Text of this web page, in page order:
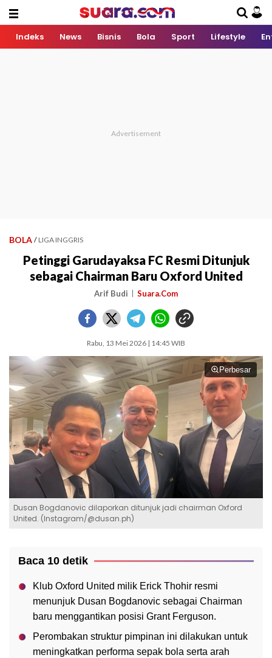
Indeks News Bisnis Bola Sport Lifestyle
BOLA / LIGA INGGRIS
Petinggi Garudayaksa FC Resmi Ditunjuk
sebagai Chairman Baru Oxford United
Arif Budi Suara.Com
Rabu, 13 Mei 2026 | 14:45 WIB
Perbesar
Dusan Bogdanovic dilaporkan ditunjuk jadi chairman Oxford
United. (Instagram/@dusan.ph)
Baca 10 detik
Klub Oxford United milik Erick Thohir resmi
menunjuk Dusan Bogdanovic sebagai Chairman
baru menggantikan posisi Grant Ferguson.
Perombakan struktur pimpinan ini dilakukan untuk
meningkatkan performa sepak bola serta arah